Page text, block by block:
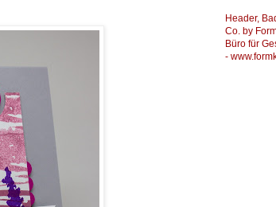
Header,
Co. by
Büro für
-